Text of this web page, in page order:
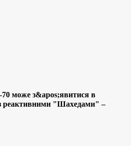
може з&apos;явитися в
з реактивними "Шахедами" –